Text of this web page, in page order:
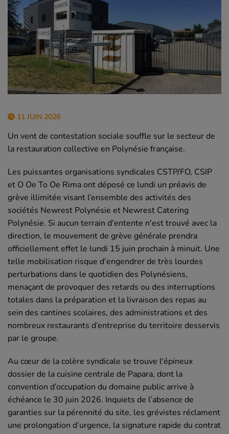
11 JUIN 2026
Un vent de contestation sociale souffle sur le secteur de
la restauration collective en Polynésie française.
Les puissantes organisations syndicales CSTP/FO, CSIP
et O Oe To Oe Rima ont déposé ce lundi un préavis de
grève illimitée visant l’ensemble des activités des
sociétés Newrest Polynésie et Newrest Catering
Polynésie. Si aucun terrain d'entente n'est trouvé avec la
direction, le mouvement de grève générale prendra
officiellement effet le lundi 15 juin prochain à minuit. Une
telle mobilisation risque d'engendrer de très lourdes
perturbations dans le quotidien des Polynésiens,
menaçant de provoquer des retards ou des interruptions
totales dans la préparation et la livraison des repas au
sein des cantines scolaires, des administrations et des
nombreux restaurants d’entreprise du territoire desservis
par le groupe.
Au cœur de la colère syndicale se trouve l'épineux
dossier de la cuisine centrale de Papara, dont la
convention d’occupation du domaine public arrive à
échéance le 30 juin 2026. Inquiets de l’absence de
garanties sur la pérennité du site, les grévistes réclament
une prolongation d’urgence, la signature rapide du contrat